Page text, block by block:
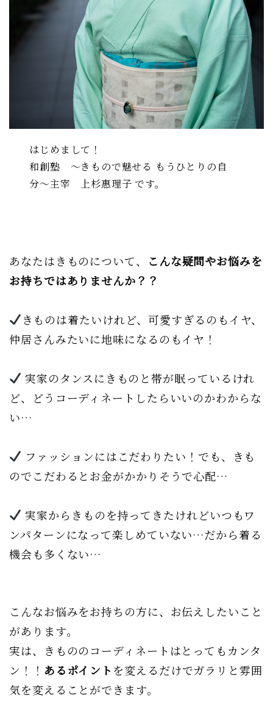
はじめまして！
和創塾 〜きもので魅せる もうひとりの自
分〜主宰 上杉惠理子 です。
あなたはきものについて、
こんな疑問やお悩みを
お持ちではありませんか？？
きものは着たいけれど、可愛すぎるのもイヤ、
仲居さんみたいに地味になるのもイヤ！
実家のタンスにきものと帯が眠っているけれ
ど、どうコーディネートしたらいいのかわからな
い…
ファッションにはこだわりたい！でも、きも
のでこだわるとお金がかかりそうで心配…
実家からきものを持ってきたけれどいつもワ
ンパターンになって楽しめていない…だから着る
機会も多くない…
こんなお悩みをお持ちの方に、お伝えしたいこと
があります。
実は、きもののコーディネートはとってもカンタ
ン！！ あるポイント を変えるだけでガラリと雰囲
気を変えることができます。